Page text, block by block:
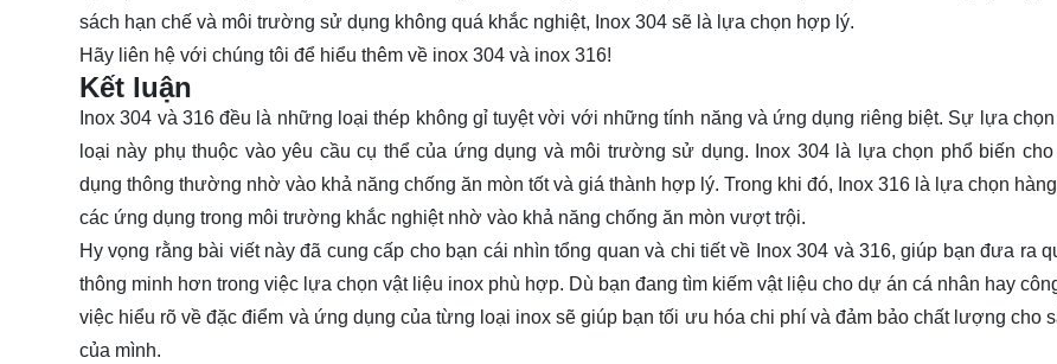
sách hạn chế và môi trường sử dụng không quá khắc nghiệt, Inox 304 sẽ là lựa chọn hợp lý.
Hãy liên hệ với chúng tôi để hiểu thêm về inox 304 và inox 316!
Kết luận
Inox 304 và 316 đều là những loại thép không gỉ tuyệt vời với những tính năng và ứng dụng riêng biệt. Sự lựa
loại này phụ thuộc vào yêu cầu cụ thể của ứng dụng và môi trường sử dụng. Inox 304 là lựa chọn phổ biến
dụng thông thường nhờ vào khả năng chống ăn mòn tốt và giá thành hợp lý. Trong khi đó, Inox 316 là lựa chọn
các ứng dụng trong môi trường khắc nghiệt nhờ vào khả năng chống ăn mòn vượt trội.
Hy vọng rằng bài viết này đã cung cấp cho bạn cái nhìn tổng quan và chi tiết về Inox 304 và 316, giúp bạn đưa ra
thông minh hơn trong việc lựa chọn vật liệu inox phù hợp. Dù bạn đang tìm kiếm vật liệu cho dự án cá nhân hay
việc hiểu rõ về đặc điểm và ứng dụng của từng loại inox sẽ giúp bạn tối ưu hóa chi phí và đảm bảo chất lượng cho
của mình.